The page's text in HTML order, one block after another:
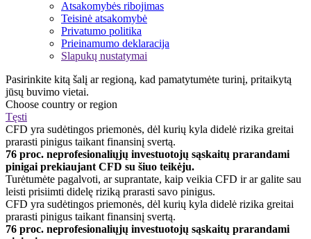
Atsakomybės ribojimas
Teisinė atsakomybė
Privatumo politika
Prieinamumo deklaracija
Slapukų nustatymai
Pasirinkite kitą šalį ar regioną, kad pamatytumėte turinį, pritaikytą
jūsų buvimo vietai.
Choose country or region
Tęsti
CFD yra sudėtingos priemonės, dėl kurių kyla didelė rizika greitai
prarasti pinigus taikant finansinį svertą.
76 proc. neprofesionaliųjų investuotojų sąskaitų prarandami
pinigai prekiaujant CFD su šiuo teikėju.
Turėtumėte pagalvoti, ar suprantate, kaip veikia CFD ir ar galite sau
leisti prisiimti didelę riziką prarasti savo pinigus.
CFD yra sudėtingos priemonės, dėl kurių kyla didelė rizika greitai
prarasti pinigus taikant finansinį svertą.
76 proc. neprofesionaliųjų investuotojų sąskaitų prarandami